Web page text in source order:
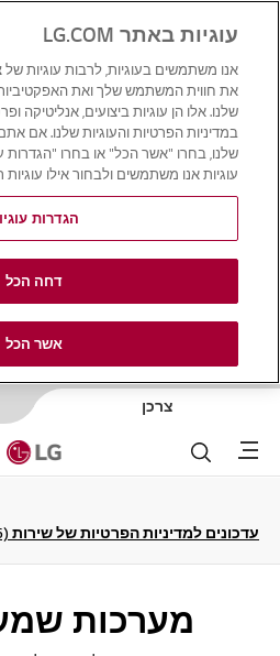
צרכן
Menu
עדכונים למדיניות הפרטיות של שירות LG Electronics (04/29/2026)
מערכות
עוגיות באתר LG.COM
אנו משתמשים בעוגיות, לרבות עוגיות
את חווית המשתמש שלך ואת האפקטיביות
שלנו. אלו הן עוגיות ביצועים, אנליטיקה
במדיניות הפרטיות והעוגיות שלנו. אם
שלנו, בחרו "אשר הכל" או בחרו "הגדרות
עוגיות אנו משתמשים ולבחור אילו
הגדרות
דחה הכל
אשר הכל